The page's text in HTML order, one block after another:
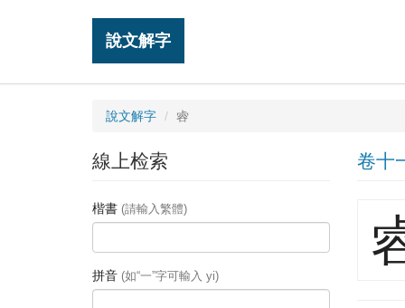
說文解字
說文解字 䜭
卷十
線上检索
楷書 (請輸入繁體)
拼音 (如“一”字可輸入 yi)